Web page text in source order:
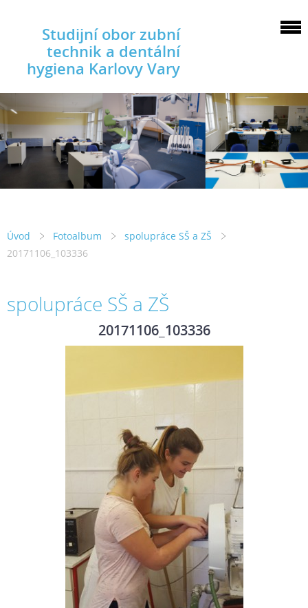
Studijní obor zubní
technik a dentální
hygiena Karlovy Vary
Úvod Fotoalbum
spolupráce SŠ a ZŠ
20171106_103336
spolupráce SŠ a ZŠ
20171106_103336